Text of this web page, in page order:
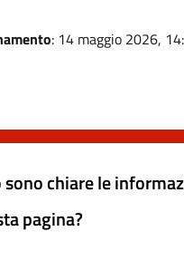
: 14 maggio 2026,
sono chiare le
pagina?